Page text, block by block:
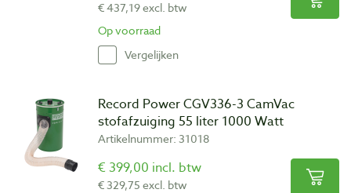
€ 437,19 excl. btw
Op voorraad
Vergelijken
Record Power CGV336-3 CamVac
stofafzuiging 55 liter 1000 Watt
Artikelnummer: 31018
€ 399,00 incl. btw
€ 329,75 excl. btw